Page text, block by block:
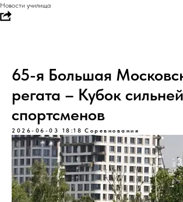
Новости училища
65-я Большая
регата – Кубок
спортсменов
2026-06-03 18:18 Соревнования